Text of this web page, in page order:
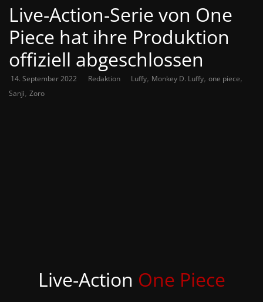
Live-Action-Serie von One
Piece hat ihre Produktion
offiziell abgeschlossen
14. September 2022 Redaktion Luffy, Monkey D. Luffy, one piece,
Sanji, Zoro
Live-Action One Piece